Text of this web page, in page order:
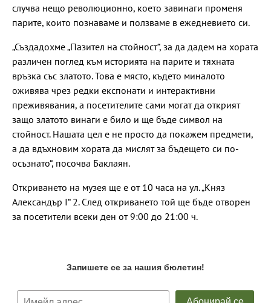
случва нещо революционно, което завинаги променя
парите, които познаваме и ползваме в ежедневието си.
„Създадохме „Пазител на стойност“, за да дадем на хората
различен поглед към историята на парите и тяхната
връзка със златото. Това е място, където миналото
оживява чрез редки експонати и интерактивни
преживявания, а посетителите сами могат да открият
защо златото винаги е било и ще бъде символ на
стойност. Нашата цел е не просто да покажем предмети,
а да вдъхновим хората да мислят за бъдещето си по-
осъзнато“, посочва Баклаян.
Откриването на музея ще е от 10 часа на ул. „Княз
Александър I“ 2. След откриването той ще бъде отворен
за посетители всеки ден от 9:00 до 21:00 ч.